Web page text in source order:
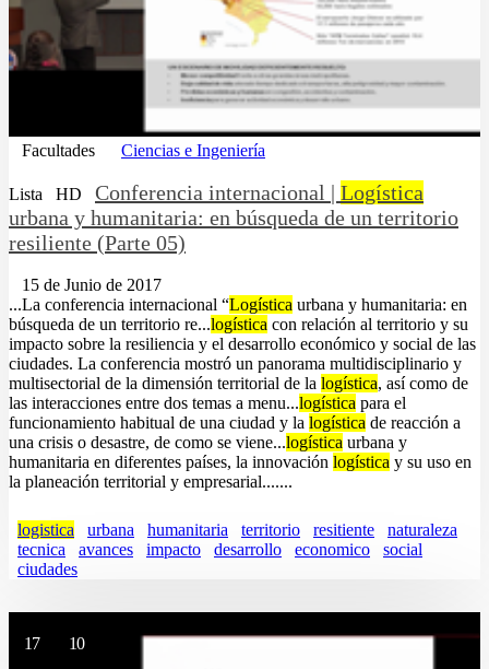
Facultades Ciencias e Ingeniería
Lista HD Conferencia internacional | Logística
urbana y humanitaria: en búsqueda de un territorio
resiliente (Parte 05)
15 de Junio de 2017
...La conferencia internacional “Logística urbana y humanitaria: en
búsqueda de un territorio re...logística con relación al territorio y su
impacto sobre la resiliencia y el desarrollo económico y social de las
ciudades. La conferencia mostró un panorama multidisciplinario y
multisectorial de la dimensión territorial de la logística, así como de
las interacciones entre dos temas a menu...logística para el
funcionamiento habitual de una ciudad y la logística de reacción a
una crisis o desastre, de como se viene...logística urbana y
humanitaria en diferentes países, la innovación logística y su uso en
la planeación territorial y empresarial.......
logistica urbana humanitaria territorio resitiente
naturaleza
tecnica
avances impacto desarrollo economico
social
ciudades
17 10